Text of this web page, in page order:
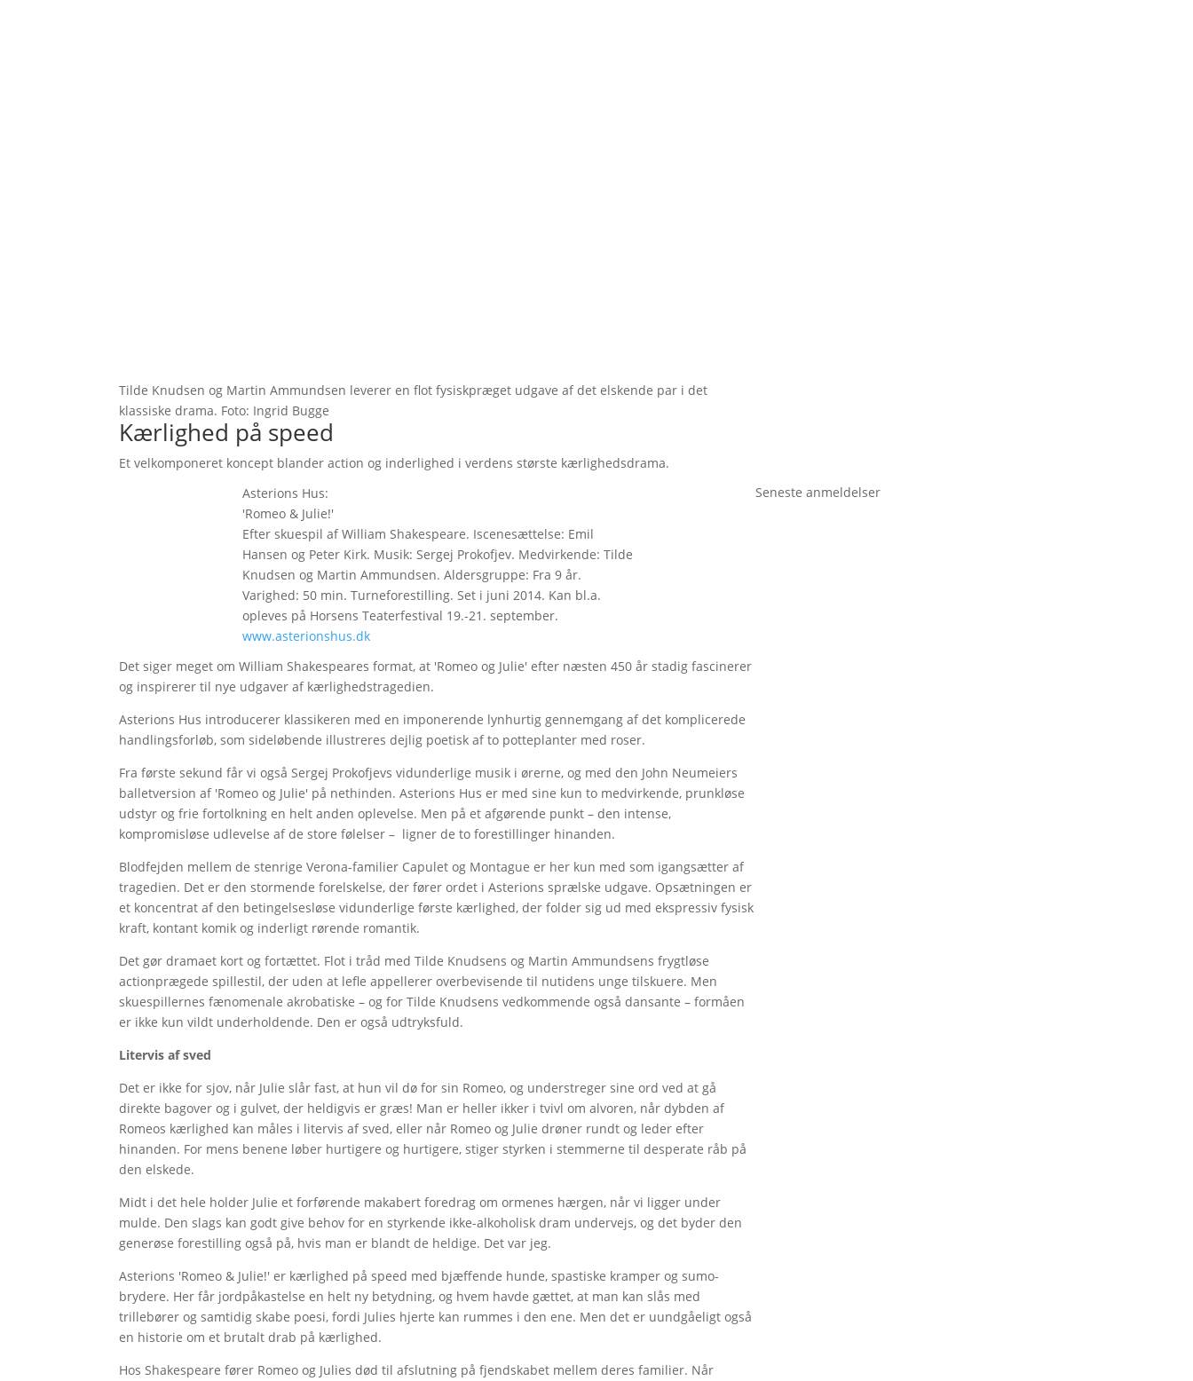
Tilde Knudsen og Martin Ammundsen leverer en flot fysiskpræget udgave af det elskende par i det
klassiske drama. Foto: Ingrid Bugge
Kærlighed på speed
Et velkomponeret koncept blander action og inderlighed i verdens største kærlighedsdrama.
Asterions Hus:
'Romeo & Julie!'
Efter skuespil af William Shakespeare. Iscenesættelse: Emil
Hansen og Peter Kirk. Musik: Sergej Prokofjev. Medvirkende: Tilde
Knudsen og Martin Ammundsen. Aldersgruppe: Fra 9 år.
Varighed: 50 min. Turneforestilling. Set i juni 2014. Kan bl.a.
opleves på Horsens Teaterfestival 19.-21. september.
www.asterionshus.dk
Det siger meget om William Shakespeares format, at 'Romeo og Julie' efter næsten 450 år stadig fascinerer
og inspirerer til nye udgaver af kærlighedstragedien.
Asterions Hus introducerer klassikeren med en imponerende lynhurtig gennemgang af det komplicerede
handlingsforløb, som sideløbende illustreres dejlig poetisk af to potteplanter med roser.
Fra første sekund får vi også Sergej Prokofjevs vidunderlige musik i ørerne, og med den John Neumeiers
balletversion af 'Romeo og Julie' på nethinden. Asterions Hus er med sine kun to medvirkende, prunkløse
udstyr og frie fortolkning en helt anden oplevelse. Men på et afgørende punkt – den intense,
kompromisløse udlevelse af de store følelser – ligner de to forestillinger hinanden.
Blodfejden mellem de stenrige Verona-familier Capulet og Montague er her kun med som igangsætter af
tragedien. Det er den stormende forelskelse, der fører ordet i Asterions sprælske udgave. Opsætningen er
et koncentrat af den betingelsesløse vidunderlige første kærlighed, der folder sig ud med ekspressiv fysisk
kraft, kontant komik og inderligt rørende romantik.
Det gør dramaet kort og fortættet. Flot i tråd med Tilde Knudsens og Martin Ammundsens frygtløse
actionprægede spillestil, der uden at lefle appellerer overbevisende til nutidens unge tilskuere. Men
skuespillernes fænomenale akrobatiske – og for Tilde Knudsens vedkommende også dansante – formåen
er ikke kun vildt underholdende. Den er også udtryksfuld.
Litervis af sved
Det er ikke for sjov, når Julie slår fast, at hun vil dø for sin Romeo, og understreger sine ord ved at gå
direkte bagover og i gulvet, der heldigvis er græs! Man er heller ikker i tvivl om alvoren, når dybden af
Romeos kærlighed kan måles i litervis af sved, eller når Romeo og Julie drøner rundt og leder efter
hinanden. For mens benene løber hurtigere og hurtigere, stiger styrken i stemmerne til desperate råb på
den elskede.
Midt i det hele holder Julie et forførende makabert foredrag om ormenes hærgen, når vi ligger under
mulde. Den slags kan godt give behov for en styrkende ikke-alkoholisk dram undervejs, og det byder den
generøse forestilling også på, hvis man er blandt de heldige. Det var jeg.
Asterions 'Romeo & Julie!' er kærlighed på speed med bjæffende hunde, spastiske kramper og sumo-
brydere. Her får jordpåkastelse en helt ny betydning, og hvem havde gættet, at man kan slås med
trillebører og samtidig skabe poesi, fordi Julies hjerte kan rummes i den ene. Men det er uundgåeligt også
en historie om et brutalt drab på kærlighed.
Hos Shakespeare fører Romeo og Julies død til afslutning på fjendskabet mellem deres familier. Når
Seneste anmeldelser